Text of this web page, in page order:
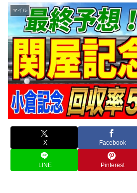
マイル
X Facebook
LINE Pinterest